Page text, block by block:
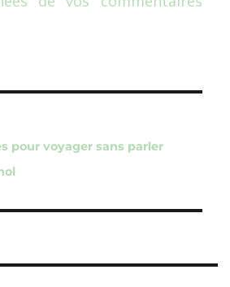
pour voyager sans parler